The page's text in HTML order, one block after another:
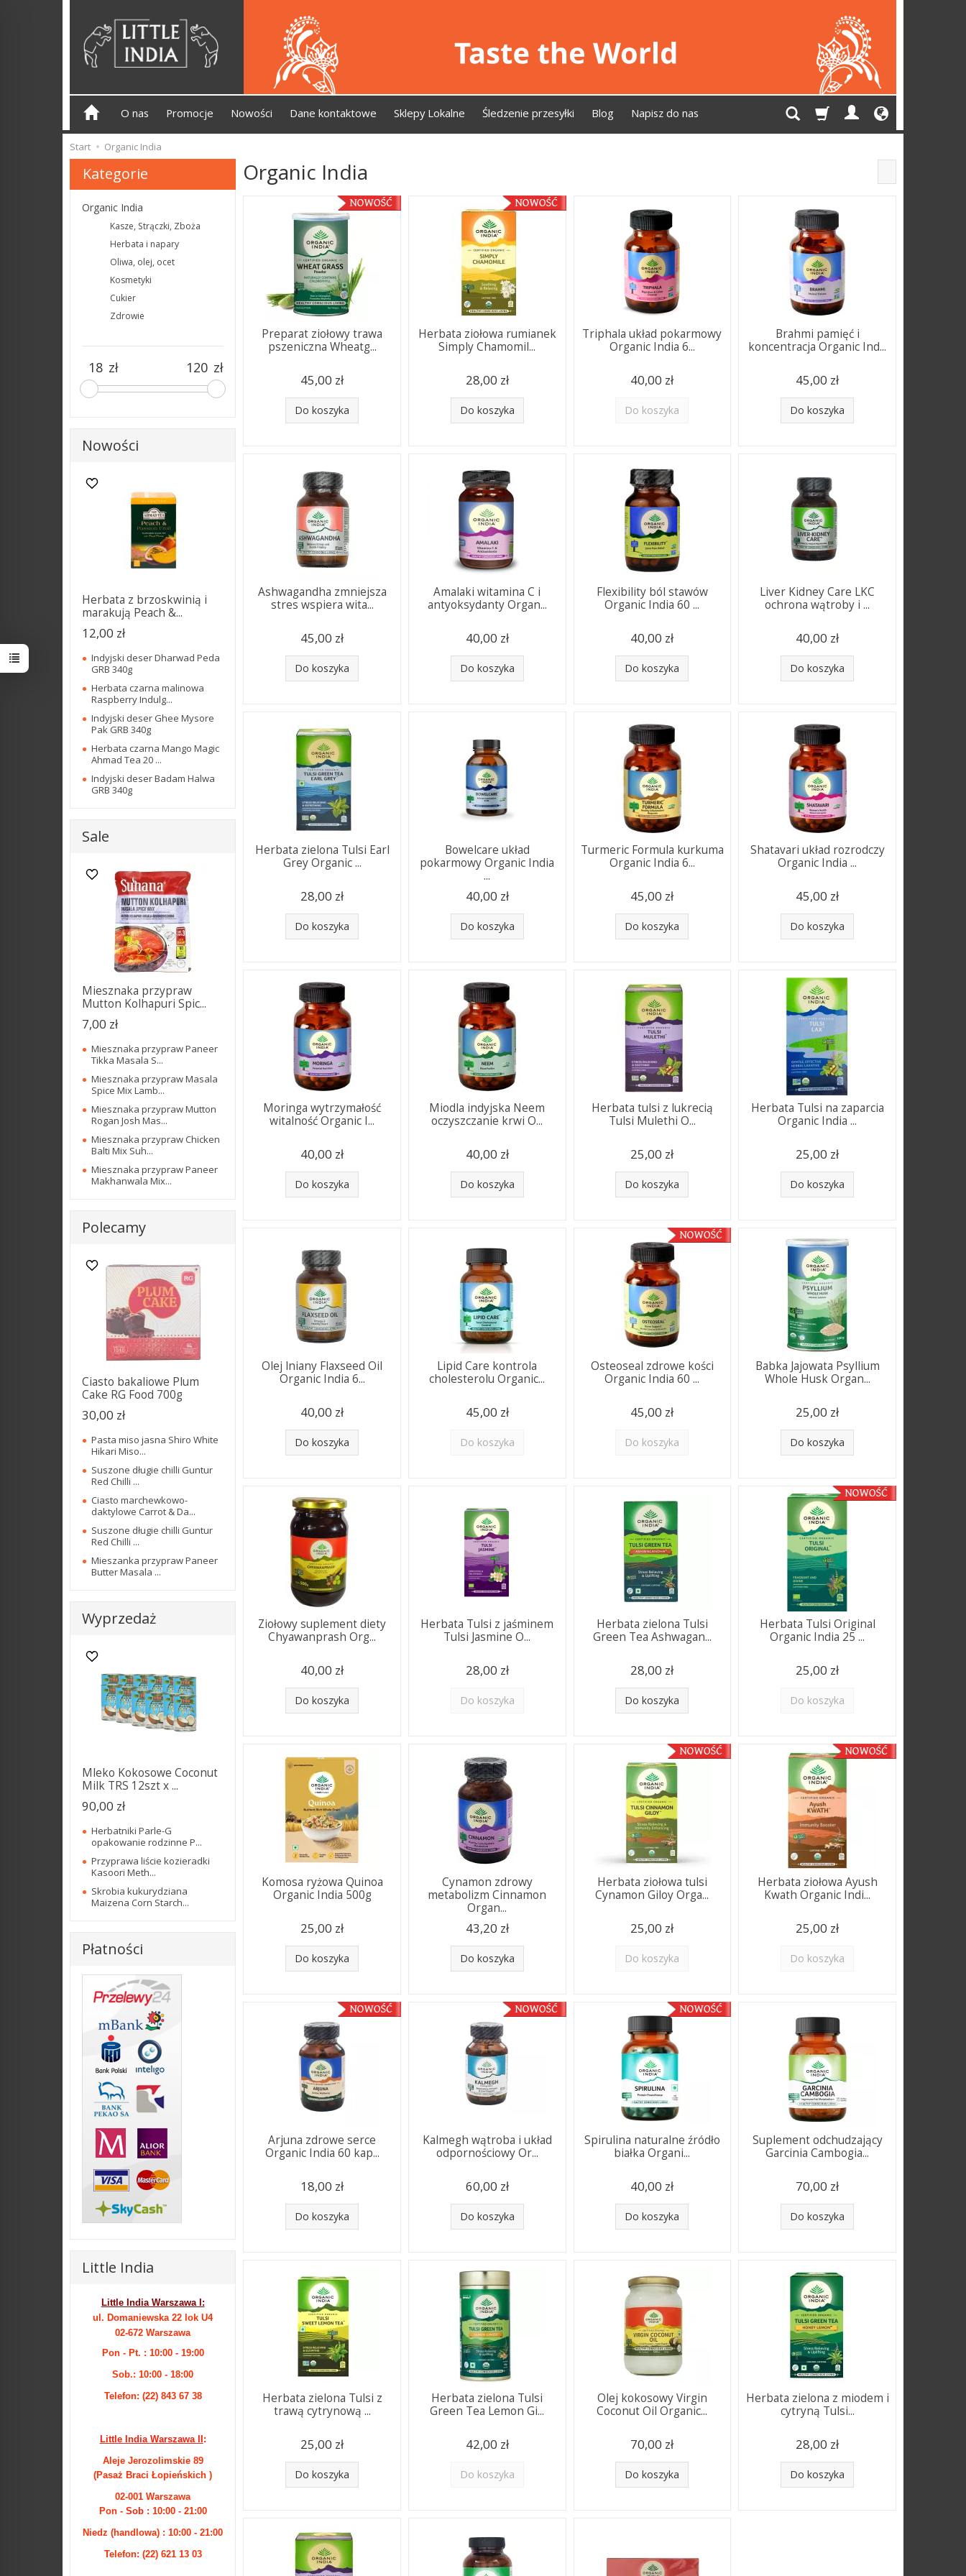
O nas Promocje Nowości Dane kontaktowe Sklepy Lokalne Śledzenie przesyłki Blog Napisz do nas
Start Organic India
Organic India
Preparat ziołowy trawa
pszeniczna Wheatg...
45,00 zł
Do koszyka
Herbata ziołowa rumianek
Simply Chamomil...
28,00 zł
Do koszyka
Triphala układ pokarmowy
Organic India 6...
40,00 zł
Do koszyka
Brahmi pamięć i
koncentracja Organic Ind...
45,00 zł
Do koszyka
Ashwagandha zmniejsza
stres wspiera wita...
45,00 zł
Do koszyka
Amalaki witamina C i
antyoksydanty Organ...
40,00 zł
Do koszyka
Flexibility ból stawów
Organic India 60 ...
40,00 zł
Do koszyka
Liver Kidney Care LKC
ochrona wątroby i ...
40,00 zł
Do koszyka
Herbata zielona Tulsi Earl
Grey Organic ...
28,00 zł
Do koszyka
Bowelcare układ
pokarmowy Organic India
...
40,00 zł
Do koszyka
Turmeric Formula kurkuma
Organic India 6...
45,00 zł
Do koszyka
Shatavari układ rozrodczy
Organic India ...
45,00 zł
Do koszyka
Moringa wytrzymałość
witalność Organic I...
40,00 zł
Do koszyka
Miodla indyjska Neem
oczyszczanie krwi O...
40,00 zł
Do koszyka
Herbata tulsi z lukrecią
Tulsi Mulethi O...
25,00 zł
Do koszyka
Herbata Tulsi na zaparcia
Organic India ...
25,00 zł
Do koszyka
Olej lniany Flaxseed Oil
Organic India 6...
40,00 zł
Do koszyka
Lipid Care kontrola
cholesterolu Organic...
45,00 zł
Do koszyka
Osteoseal zdrowe kości
Organic India 60 ...
45,00 zł
Do koszyka
Babka Jajowata Psyllium
Whole Husk Organ...
25,00 zł
Do koszyka
Ziołowy suplement diety
Chyawanprash Org...
40,00 zł
Do koszyka
Herbata Tulsi z jaśminem
Tulsi Jasmine O...
28,00 zł
Do koszyka
Herbata zielona Tulsi
Green Tea Ashwagan...
28,00 zł
Do koszyka
Herbata Tulsi Original
Organic India 25 ...
25,00 zł
Do koszyka
Komosa ryżowa Quinoa
Organic India 500g
25,00 zł
Do koszyka
Cynamon zdrowy
metabolizm Cinnamon
Organ...
43,20 zł
Do koszyka
Herbata ziołowa tulsi
Cynamon Giloy Orga...
25,00 zł
Do koszyka
Herbata ziołowa Ayush
Kwath Organic Indi...
25,00 zł
Do koszyka
Arjuna zdrowe serce
Organic India 60 kap...
18,00 zł
Do koszyka
Kalmegh wątroba i układ
odpornościowy Or...
60,00 zł
Do koszyka
Spirulina naturalne źródło
białka Organi...
40,00 zł
Do koszyka
Suplement odchudzający
Garcinia Cambogia...
70,00 zł
Do koszyka
Herbata zielona Tulsi z
trawą cytrynową ...
25,00 zł
Do koszyka
Herbata zielona Tulsi
Green Tea Lemon Gi...
42,00 zł
Do koszyka
Olej kokosowy Virgin
Coconut Oil Organic...
70,00 zł
Do koszyka
Herbata zielona z miodem i
cytryną Tulsi...
28,00 zł
Do koszyka
Kategorie
Organic India
Kasze, Strączki, Zboża
Herbata i napary
Oliwa, olej, ocet
Kosmetyki
Cukier
Zdrowie
zł zł
Nowości
Herbata z brzoskwinią i
marakują Peach &...
12,00 zł
Indyjski deser Dharwad Peda
GRB 340g
Herbata czarna malinowa
Raspberry Indulg...
Indyjski deser Ghee Mysore
Pak GRB 340g
Herbata czarna Mango Magic
Ahmad Tea 20 ...
Indyjski deser Badam Halwa
GRB 340g
Sale
Miesznaka przypraw
Mutton Kolhapuri Spic...
7,00 zł
Miesznaka przypraw Paneer
Tikka Masala S...
Miesznaka przypraw Masala
Spice Mix Lamb...
Miesznaka przypraw Mutton
Rogan Josh Mas...
Miesznaka przypraw Chicken
Balti Mix Suh...
Miesznaka przypraw Paneer
Makhanwala Mix...
Polecamy
Ciasto bakaliowe Plum
Cake RG Food 700g
30,00 zł
Pasta miso jasna Shiro White
Hikari Miso...
Suszone długie chilli Guntur
Red Chilli ...
Ciasto marchewkowo-
daktylowe Carrot & Da...
Suszone długie chilli Guntur
Red Chilli ...
Mieszanka przypraw Paneer
Butter Masala ...
Wyprzedaż
Mleko Kokosowe Coconut
Milk TRS 12szt x ...
90,00 zł
Herbatniki Parle-G
opakowanie rodzinne P...
Przyprawa liście kozieradki
Kasoori Meth...
Skrobia kukurydziana
Maizena Corn Starch...
Płatności
Little India
Little India Warszawa I:
ul. Domaniewska 22 lok U4
02-672 Warszawa
Pon - Pt. : 10:00 - 19:00
Sob.: 10:00 - 18:00
Telefon: (22) 843 67 38
Little India Warszawa II :
Aleje Jerozolimskie 89
(Pasaż Braci Łopieńskich )
02-001 Warszawa
Pon - Sob: 10:00 - 21:00
Niedz (handlowa) : 10:00 - 21:00
Telefon: (22) 621 13 03